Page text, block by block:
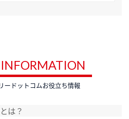
INFORMATION
ードットコムお役立ち情報
は？